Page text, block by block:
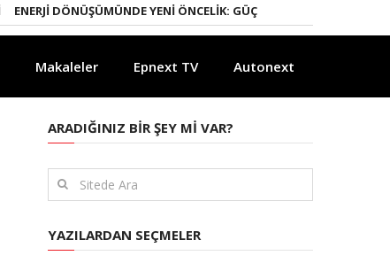
DÖNÜŞÜMÜNDE YENI ÖNCELIK: GÜÇLÜ ELEKTRIK ŞEBEKELERI
Makaleler Epnext TV Autonext
ARADIĞINIZ BIR ŞEY MI VAR?
YAZILARDAN SEÇMELER